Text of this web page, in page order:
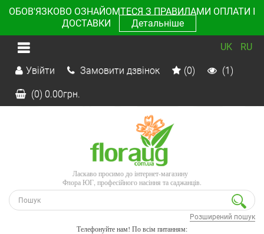
ОБОВ'ЯЗКОВО ОЗНАЙОМТЕСЯ З ПРАВИЛАМИ ОПЛАТИ І
ДОСТАВКИ
Детальніше
UK RU
Увійти Замовити дзвінок (0) (1)
(0) 0.00грн.
Ласкаво просимо до інтернет-магазину
Флора ЮГ, професійного насіння та саджанців.
Розширений пошук
Телефонуйте нам! По всім питанням: